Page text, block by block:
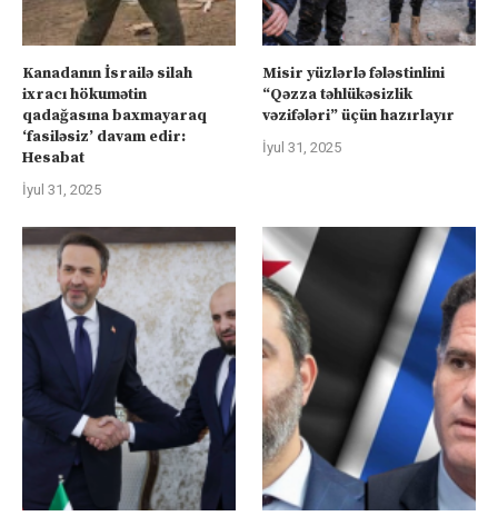
Kanadanın İsrailə silah
ixracı hökumətin
qadağasına baxmayaraq
‘fasiləsiz’ davam edir:
Hesabat
İyul 31, 2025
Misir yüzlərlə fələstinlini
“Qəzza təhlükəsizlik
vəzifələri” üçün hazırlayır
İyul 31, 2025